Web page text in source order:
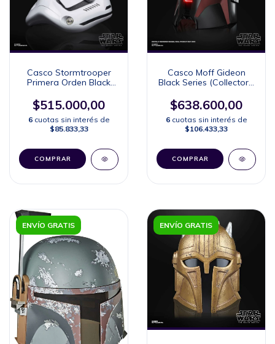
Casco Stormtrooper
Primera Orden Black
Edition)
$515.000,00
6 cuotas sin interés de
$85.833,33
Casco Moff Gideon
Black Series (Collector's
$638.600,00
6 cuotas sin interés de
$106.433,33
ENVÍO GRATIS ENVÍO GRATIS